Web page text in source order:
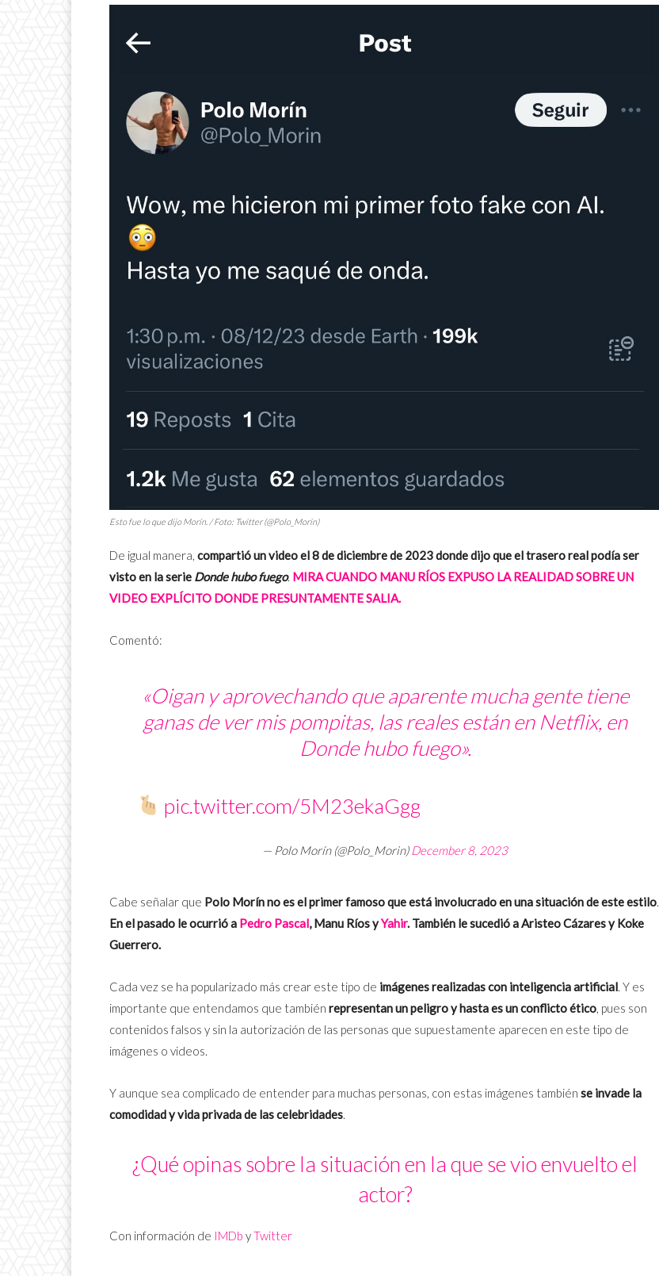
Esto fue lo que dijo Morín. / Foto: Twitter (@Polo_Morin)
De igual manera, compartió un video el 8 de diciembre de 2023 donde dijo que el trasero real podía ser
visto en la serie Donde hubo fuego. MIRA CUANDO MANU RÍOS EXPUSO LA REALIDAD SOBRE UN
VIDEO EXPLÍCITO DONDE PRESUNTAMENTE SALIA.
Comentó:
«Oigan y aprovechando que aparente mucha gente tiene
ganas de ver mis pompitas, las reales están en Netflix, en
Donde hubo fuego».
pic.twitter.com/5M23ekaGgg
— Polo Morín (@Polo_Morin) December 8, 2023
Cabe señalar que Polo Morín no es el primer famoso que está involucrado en una situación de este estilo.
En el pasado le ocurrió a Pedro Pascal, Manu Ríos yYahir. También le sucedió a Aristeo Cázares y Koke
Guerrero.
Cada vez se ha popularizado más crear este tipo de imágenes realizadas con inteligencia artificial. Y es
importante que entendamos que también representan un peligro y hasta es un conflicto ético, pues son
contenidos falsos y sin la autorización de las personas que supuestamente aparecen en este tipo de
imágenes o videos.
Y aunque sea complicado de entender para muchas personas, con estas imágenes también se invade la
comodidad y vida privada de las celebridades.
¿Qué opinas sobre la situación en la que se vio envuelto el
actor?
Con información de IMDb yTwitter